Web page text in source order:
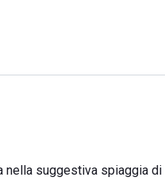
nella suggestiva spiaggia di